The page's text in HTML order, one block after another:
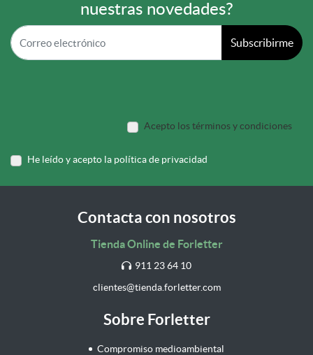
nuestras novedades?
Subscribirme
Acepto los términos y condiciones
He leído y acepto la política de privacidad
Contacta con nosotros
Tienda Online de Forletter
911 23 64 10
clientes@tienda.forletter.com
Sobre Forletter
Compromiso medioambiental